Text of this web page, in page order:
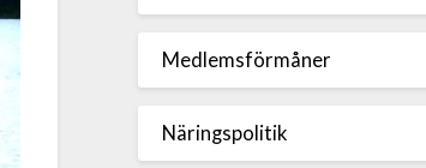
Medlemsförmåner
Näringspolitik